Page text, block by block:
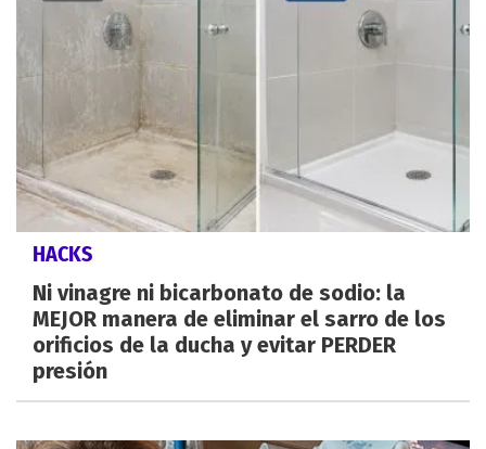
HACKS
Ni vinagre ni bicarbonato de sodio: la
MEJOR manera de eliminar el sarro de los
orificios de la ducha y evitar PERDER
presión